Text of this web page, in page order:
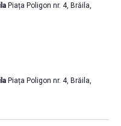
Piața Poligon nr. 4, Brăila,
Piața Poligon nr. 4, Brăila,